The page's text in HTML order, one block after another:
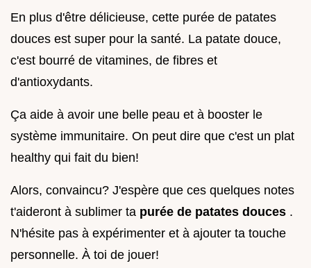
En plus d'être délicieuse, cette purée de patates
douces est super pour la santé. La patate douce,
c'est bourré de vitamines, de fibres et
d'antioxydants.
Ça aide à avoir une belle peau et à booster le
système immunitaire. On peut dire que c'est un plat
healthy qui fait du bien!
Alors, convaincu? J'espère que ces quelques notes
t'aideront à sublimer ta purée de patates douces .
N'hésite pas à expérimenter et à ajouter ta touche
personnelle. À toi de jouer!